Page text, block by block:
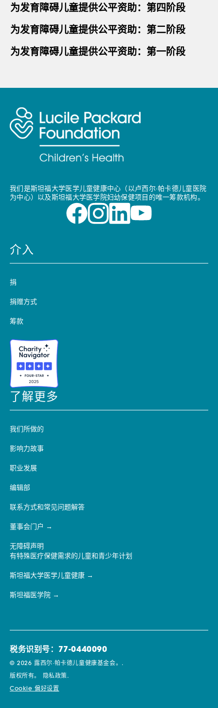
为发育障碍儿童提供公平资助：第四阶段
为发育障碍儿童提供公平资助：第二阶段
为发育障碍儿童提供公平资助：第一阶段
我们是斯坦福大学医学儿童健康中心（以卢西尔·帕卡德儿童医院
为中心）以及斯坦福大学医学院妇幼保健项目的唯一筹款机构。
介入
捐
捐赠方式
筹款
了解更多
我们所做的
影响力故事
职业发展
编辑部
联系方式和常见问题解答
董事会门户
无障碍声明
有特殊医疗保健需求的儿童和青少年计划
斯坦福大学医学儿童健康
斯坦福医学院
税务识别号：77-0440090
© 2026 露西尔·帕卡德儿童健康基金会。.
版权所有。 隐私政策.
Cookie 偏好设置